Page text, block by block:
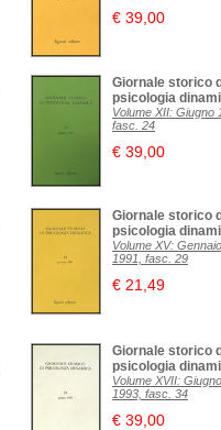
€ 39,00
Giornale storico
psicologia
Volume XII: Giugno
fasc. 24
€ 39,00
Giornale storico
psicologia
Volume XV: Gennaio
1991, fasc. 29
€ 21,49
Giornale storico
psicologia
Volume XVII: Giugno
1993, fasc. 34
€ 39,00